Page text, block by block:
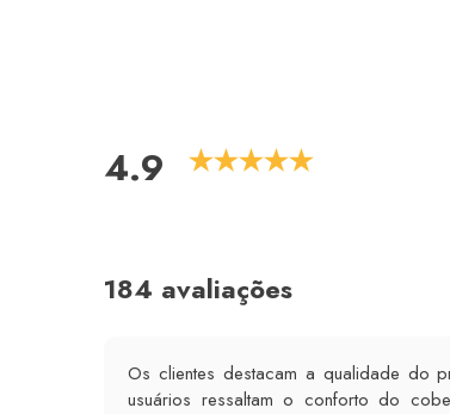
4.9
184 avaliações
Os clientes destacam a qualidade do
usuários ressaltam o conforto do